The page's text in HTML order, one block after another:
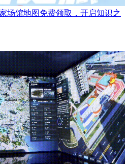
场馆地图免费领取，开启知识之